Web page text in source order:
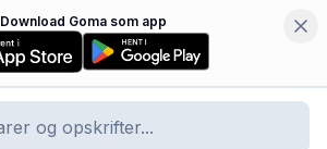
Download Goma som app